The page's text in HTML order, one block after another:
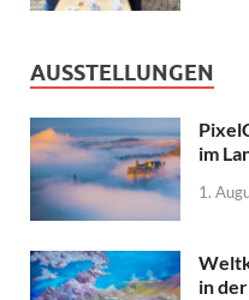
AUSSTELLUNGEN
im
1.
in